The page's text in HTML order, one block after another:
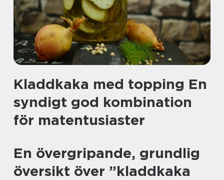
Kladdkaka med topping En
syndigt god kombination
för matentusiaster
En övergripande, grundlig
översikt över ”kladdkaka